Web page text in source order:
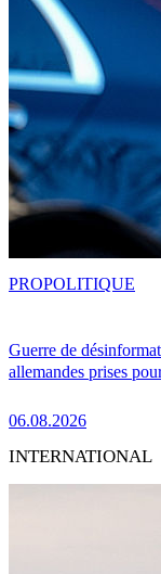
Guerre de
allemandes prises
06.08.2026
PROPOLITIQUE
INTERNATIONAL